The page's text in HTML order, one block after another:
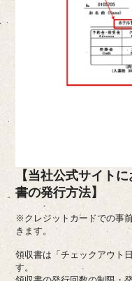
【当社公式サイト
書の発行方法】
※クレジットカードでの事
きます。
領収書は「チェックアウト
す。